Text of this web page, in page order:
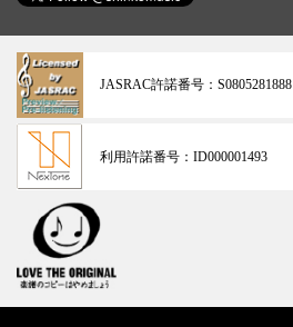
JASRAC許諾番号： S0805281888
利用許諾番号： ID000001493